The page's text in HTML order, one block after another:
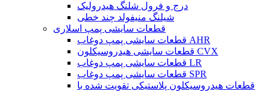
درج و فرول شلنگ هیدرولیک
شیلنگ منیفولد چند خطی
قطعات سایشی پمپ اسلاری
قطعات سایشی پمپ دوغاب AHR
قطعات سایشی هیدروسیکلون CVX
قطعات سایشی پمپ دوغاب LR
قطعات سایشی پمپ دوغاب SPR
قطعات هیدروسیکلون پلاستیکی تقویت شده با